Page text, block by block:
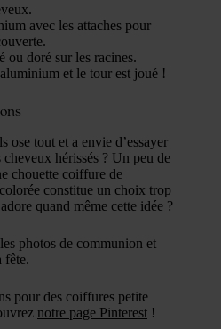
avec les attaches pour
ou doré sur les racines.
et le tour est joué !
tout et a envie d’essayer
hérissés ? Un peu de
chouette coiffure de
constitue un choix trop
quand même cette idée ?
photos de communion et
fête.
pour des coiffures petite
notre page Pinterest !